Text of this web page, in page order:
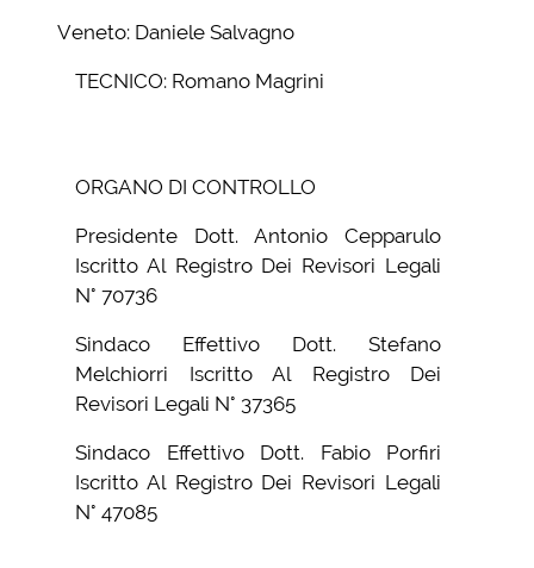
Veneto: Daniele Salvagno
TECNICO: Romano Magrini
ORGANO DI CONTROLLO
Presidente Dott. Antonio Cepparulo
Iscritto Al Registro Dei Revisori Legali
N° 70736
Sindaco Effettivo Dott. Stefano
Melchiorri Iscritto Al Registro Dei
Revisori Legali N° 37365
Sindaco Effettivo Dott. Fabio Porfiri
Iscritto Al Registro Dei Revisori Legali
N° 47085